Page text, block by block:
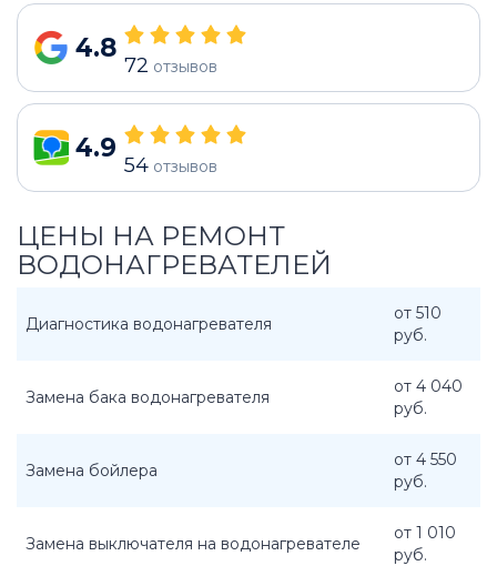
4.8
72 отзывов
4.9
54 отзывов
ЦЕНЫ НА РЕМОНТ
ВОДОНАГРЕВАТЕЛЕЙ
Диагностика водонагревателя
от 510
руб.
Замена бака водонагревателя
от 4 040
руб.
Замена бойлера
от 4 550
руб.
Замена выключателя на водонагревателе
от 1 010
руб.